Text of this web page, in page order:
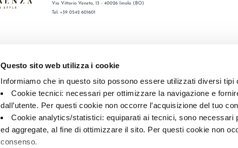
Questo sito web utilizza i cookie
Informiamo che in questo sito possono essere utilizzati diversi tipi
Cookie tecnici: necessari per ottimizzare la navigazione e
dall’utente. Per questi cookie non occorre l’acquisizione del tuo
Cookie analytics/statistici: equiparati ai tecnici, sono necessari
ed aggregate, al fine di ottimizzare il sito. Per questi cookie non
consenso.
Via Vittorio Veneto, 13 - 40026 Imola (BO)
Tel: +39 0542 601601
P.IVA IT00498281203 C.F. E REG. IMPR. BO 00286900378 R.E.A. BO 5545
Cookie policy— Privacy preferences